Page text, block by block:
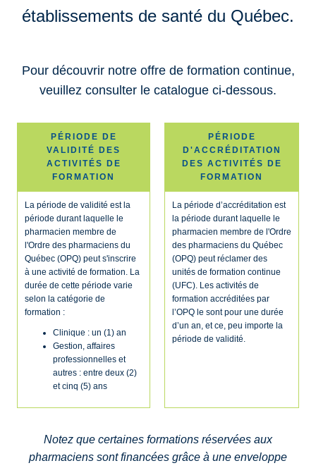
établissements de santé du Québec.
Pour découvrir notre offre de formation continue,
veuillez consulter le catalogue ci-dessous.
PÉRIODE DE
VALIDITÉ DES
ACTIVITÉS DE
FORMATION
PÉRIODE
D'ACCRÉDITATION
DES ACTIVITÉS DE
FORMATION
La période de validité est la
période durant laquelle le
pharmacien membre de
l'Ordre des pharmaciens du
Québec (OPQ) peut s'inscrire
à une activité de formation. La
durée de cette période varie
selon la catégorie de
formation :
Clinique : un (1) an
Gestion, affaires
professionnelles et
autres : entre deux (2)
et cinq (5) ans
La période d’accréditation est
la période durant laquelle le
pharmacien membre de l'Ordre
des pharmaciens du Québec
(OPQ) peut réclamer des
unités de formation continue
(UFC). Les activités de
formation accréditées par
l’OPQ le sont pour une durée
d’un an, et ce, peu importe la
période de validité.
Notez que certaines formations réservées aux
pharmaciens sont financées grâce à une enveloppe